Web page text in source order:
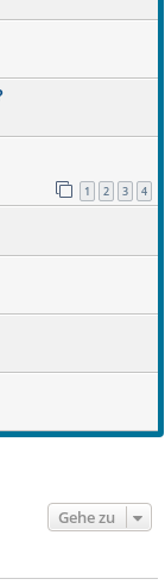
1 2 3 4
Gehe zu